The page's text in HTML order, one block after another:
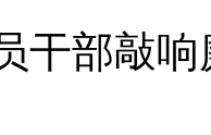
干部敲